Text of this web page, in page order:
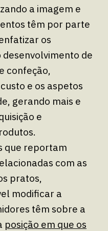
a imagem e
têm por parte
os
de
confeção,
e os aspetos
gerando mais e
e
que reportam
com as
pratos,
modificar a
têm sobre a
posição em que os